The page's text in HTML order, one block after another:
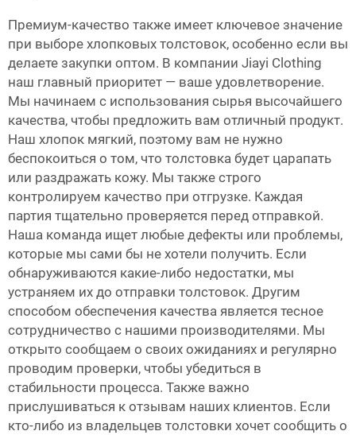
Премиум-качество также имеет ключевое значение
при выборе хлопковых толстовок, особенно если вы
делаете закупки оптом. В компании Jiayi Clothing
наш главный приоритет — ваше удовлетворение.
Мы начинаем с использования сырья высочайшего
качества, чтобы предложить вам отличный продукт.
Наш хлопок мягкий, поэтому вам не нужно
беспокоиться о том, что толстовка будет царапать
или раздражать кожу. Мы также строго
контролируем качество при отгрузке. Каждая
партия тщательно проверяется перед отправкой.
Наша команда ищет любые дефекты или проблемы,
которые мы сами бы не хотели получить. Если
обнаруживаются какие-либо недостатки, мы
устраняем их до отправки толстовок. Другим
способом обеспечения качества является тесное
сотрудничество с нашими производителями. Мы
открыто сообщаем о своих ожиданиях и регулярно
проводим проверки, чтобы убедиться в
стабильности процесса. Также важно
прислушиваться к отзывам наших клиентов. Если
кто-либо из владельцев толстовки хочет сообщить о